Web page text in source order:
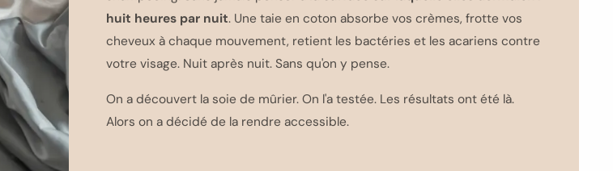
huit heures par nuit. Une taie en coton absorbe vos crèmes, frotte vos
cheveux à chaque mouvement, retient les bactéries et les acariens contre
votre visage. Nuit après nuit. Sans qu'on y pense.
On a découvert la soie de mûrier. On l'a testée. Les résultats ont été là.
Alors on a décidé de la rendre accessible.